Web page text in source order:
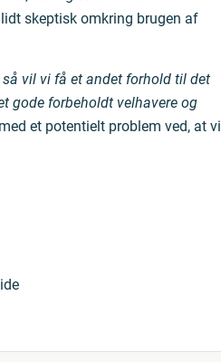
skeptisk omkring brugen af
vil vi få et andet forhold til det
gode forbeholdt velhavere og
et potentielt problem ved, at vi